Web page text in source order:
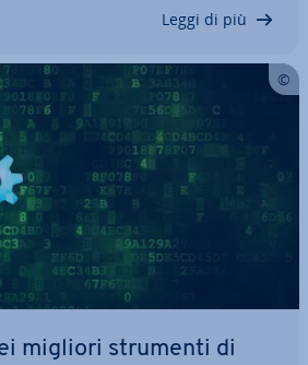
Leggi di più
migliori strumenti di